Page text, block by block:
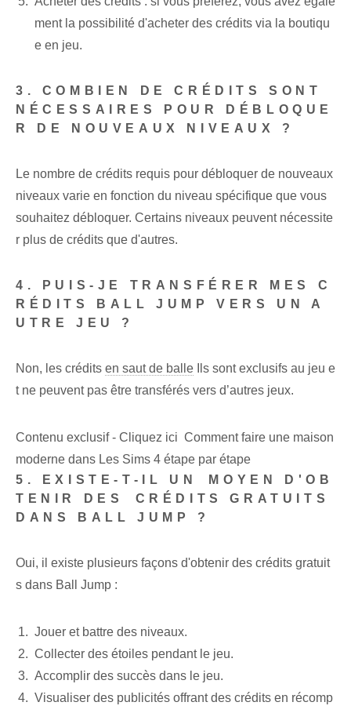
ment la possibilité d'acheter des crédits via la boutiqu
e en jeu.
3. COMBIEN DE CRÉDITS SONT
NÉCESSAIRES POUR DÉBLOQUE
R DE NOUVEAUX NIVEAUX ?
Le nombre de crédits requis pour débloquer de nouveaux
niveaux varie en fonction du niveau spécifique que vous
souhaitez débloquer. Certains niveaux peuvent nécessite
r plus de crédits que d'autres.
4. PUIS-JE TRANSFÉRER MES C
RÉDITS BALL ‌JUMP VERS UN A
UTRE JEU ?
Non, les crédits en saut de balle Ils sont exclusifs au jeu‌ e
t ne peuvent pas être transférés vers d’autres jeux.
Contenu exclusif - Cliquez ici Comment faire une maison
moderne dans Les Sims 4 étape par étape
5. EXISTE-T-IL UN ⁣MOYEN‌ D'OB
TENIR DES ⁢CRÉDITS GRATUITS‍
DANS BALL JUMP ?
Oui, il existe plusieurs façons⁢ d'obtenir des crédits gratuit
s dans Ball Jump :
Jouer et battre des niveaux.
Collecter des étoiles pendant le jeu.
Accomplir des succès dans le jeu.
Visualiser des publicités offrant des crédits en récomp